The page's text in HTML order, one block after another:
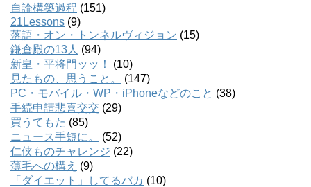
自論構築過程 (151)
21Lessons (9)
落語・オン・トンネルヴィジョン (15)
鎌倉殿の13人 (94)
新皇・平将門ッッ！
(10)
見たもの、思うこと。
(147)
PC・モバイル・WP・iPhoneなどのこと (38)
手続申請悲喜交交 (29)
買うてもた (85)
ニュース手短に。
(52)
仁侠ものチャレンジ (22)
薄毛への構え (9)
「ダイエット」してるバカ (10)